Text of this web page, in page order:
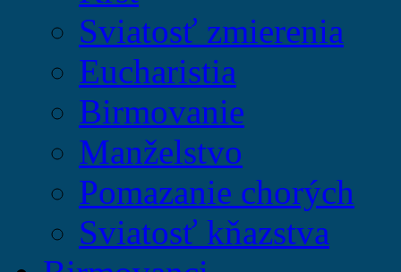
Sviatosť zmierenia
Eucharistia
Birmovanie
Manželstvo
Pomazanie chorých
Sviatosť kňazstva